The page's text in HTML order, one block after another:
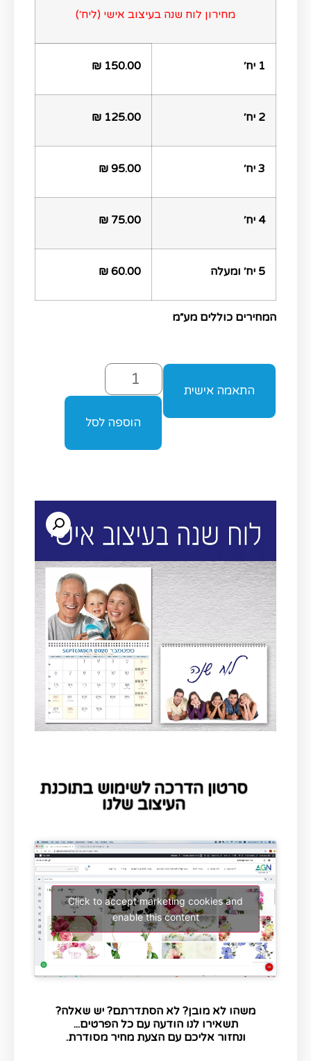
מחירון לוח שנה בעיצוב אישי (ליח׳)
1 יח׳ 150.00 ₪
2 יח׳ 125.00 ₪
3 יח׳ 95.00 ₪
4 יח׳ 75.00 ₪
5 יח׳ ומעלה 60.00 ₪
המחירים כוללים מע״מ
התאמה אישית
הוספה לסל
סרטון הדרכה לשימוש בתוכנת
העיצוב שלנו
Click to accept marketing cookies and
enable this content
משהו לא מובן? לא הסתדרתם? יש שאלה?
תשאירו לנו הודעה עם כל הפרטים...
ונחזור אליכם עם הצעת מחיר מסודרת.